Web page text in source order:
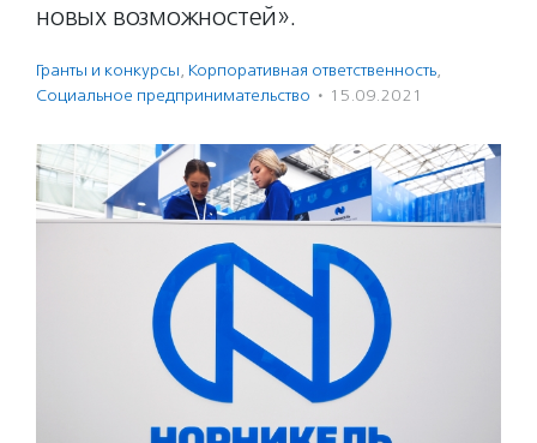
новых возможностей».
Гранты и конкурсы, Корпоративная ответственность,
Социальное предпри­нима­тель­ство · 15.09.2021